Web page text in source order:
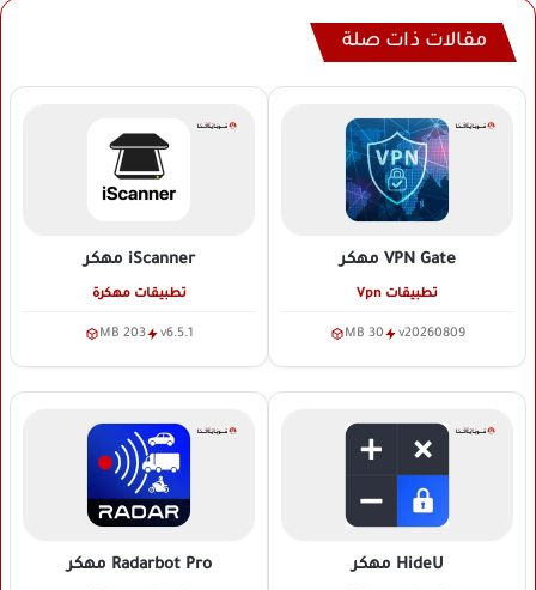
مقالات ذات صلة
VPN Gate مهكر
تطبيقات Vpn
v20260809
30 MB
iScanner مهكر
تطبيقات مهكرة
v6.5.1
203 MB
HideU مهكر Radarbot Pro مهكر